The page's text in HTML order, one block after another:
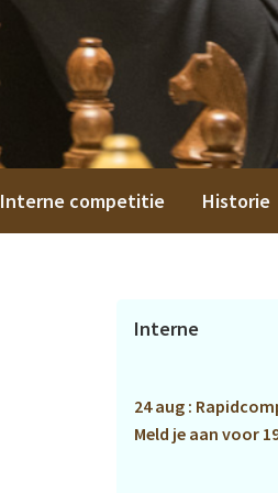
Interne competitie Historie
Primaire
Interne
24 aug :
Meld je aan voor